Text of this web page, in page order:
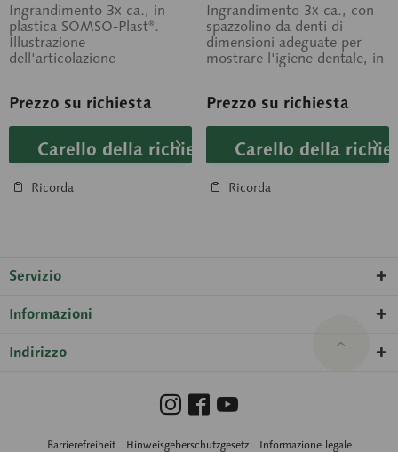
Ingrandimento 3x ca., in
plastica SOMSO-Plast®.
Illustrazione
dell'articolazione
14...
Prezzo su richiesta
Carello della richiesta
Ricorda
Ingrandimento 3x ca., con
spazzolino da denti di
dimensioni adeguate per
mostrare l'igiene dentale, in
Prezzo su richiesta
Carello della
Ricorda
Servizio
Informazioni
Indirizzo
Barrierefreiheit Hinweisgeberschutzgesetz Informazione legale